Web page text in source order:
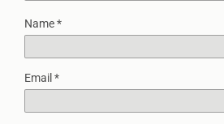
Name*
Email *